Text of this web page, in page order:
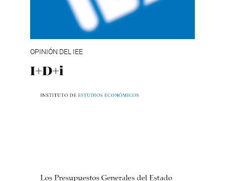
OPINIÓN DEL IEE
I+D+i